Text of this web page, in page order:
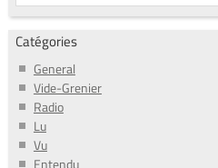
Catégories
General
Vide-Grenier
Radio
Lu
Vu
Entendu